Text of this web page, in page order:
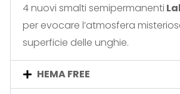
4 nuovi smalti semipermanenti
per evocare l’atmosfera
superficie delle unghie.
HEMA FREE